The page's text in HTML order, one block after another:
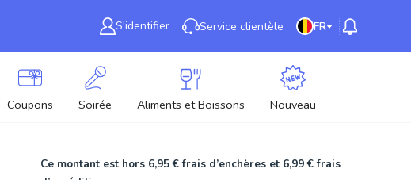
S'identifier Service clientèle FR
Coupons Soirée Aliments et Boissons Nouveau
Ce montant est hors 6,95 €frais d’enchères et 6,99 €frais